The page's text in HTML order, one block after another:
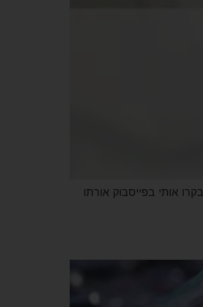
אתר הבית -אורתו בריבוע מרפאה ליישור שיניים ברודצקי 43, תל אביב 073-8010700 כתבו בוואטסאפ דוא"ל – Noamprotter@gmail.com בקרו אותי בפייסבוק אורתו